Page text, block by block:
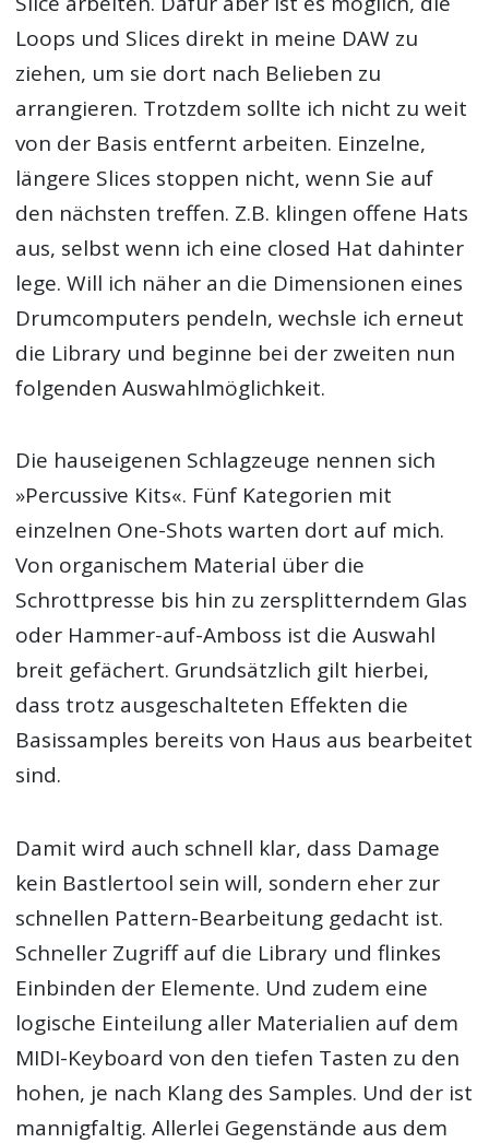
Loops und Slices direkt in meine DAW zu
ziehen, um sie dort nach Belieben zu
arrangieren. Trotzdem sollte ich nicht zu weit
von der Basis entfernt arbeiten. Einzelne,
längere Slices stoppen nicht, wenn Sie auf
den nächsten treffen. Z.B. klingen offene Hats
aus, selbst wenn ich eine closed Hat dahinter
lege. Will ich näher an die Dimensionen eines
Drumcomputers pendeln, wechsle ich erneut
die Library und beginne bei der zweiten nun
folgenden Auswahlmöglichkeit.
Die hauseigenen Schlagzeuge nennen sich
»Percussive Kits«. Fünf Kategorien mit
einzelnen One-Shots warten dort auf mich.
Von organischem Material über die
Schrottpresse bis hin zu zersplitterndem Glas
oder Hammer-auf-Amboss ist die Auswahl
breit gefächert. Grundsätzlich gilt hierbei,
dass trotz ausgeschalteten Effekten die
Basissamples bereits von Haus aus bearbeitet
sind.
Damit wird auch schnell klar, dass Damage
kein Bastlertool sein will, sondern eher zur
schnellen Pattern-Bearbeitung gedacht ist.
Schneller Zugriff auf die Library und flinkes
Einbinden der Elemente. Und zudem eine
logische Einteilung aller Materialien auf dem
MIDI-Keyboard von den tiefen Tasten zu den
hohen, je nach Klang des Samples. Und der ist
mannigfaltig. Allerlei Gegenstände aus dem